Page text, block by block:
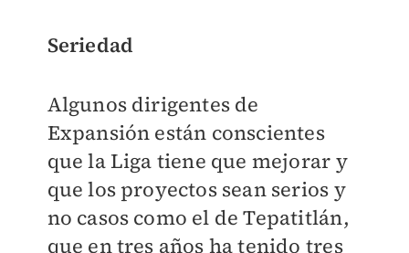
Seriedad
Algunos dirigentes de
Expansión están conscientes
que la Liga tiene que mejorar y
que los proyectos sean serios y
no casos como el de Tepatitlán,
que en tres años ha tenido tres